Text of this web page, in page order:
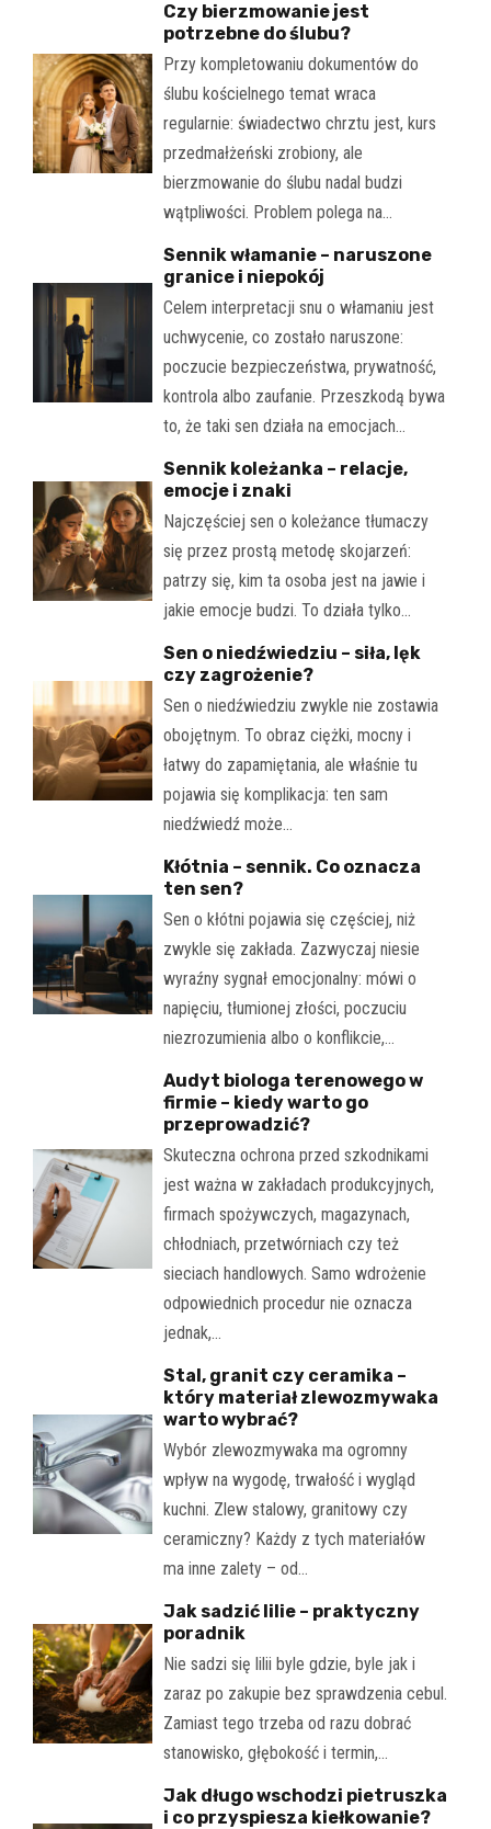
Czy bierzmowanie jest
potrzebne do ślubu?
Przy kompletowaniu dokumentów do
ślubu kościelnego temat wraca
regularnie: świadectwo chrztu jest, kurs
przedmałżeński zrobiony, ale
bierzmowanie do ślubu nadal budzi
wątpliwości. Problem polega na…
Sennik włamanie – naruszone
granice i niepokój
Celem interpretacji snu o włamaniu jest
uchwycenie, co zostało naruszone:
poczucie bezpieczeństwa, prywatność,
kontrola albo zaufanie. Przeszkodą bywa
to, że taki sen działa na emocjach…
Sennik koleżanka – relacje,
emocje i znaki
Najczęściej sen o koleżance tłumaczy
się przez prostą metodę skojarzeń:
patrzy się, kim ta osoba jest na jawie i
jakie emocje budzi. To działa tylko…
Sen o niedźwiedziu – siła, lęk
czy zagrożenie?
Sen o niedźwiedziu zwykle nie zostawia
obojętnym. To obraz ciężki, mocny i
łatwy do zapamiętania, ale właśnie tu
pojawia się komplikacja: ten sam
niedźwiedź może…
Kłótnia – sennik. Co oznacza
ten sen?
Sen o kłótni pojawia się częściej, niż
zwykle się zakłada. Zazwyczaj niesie
wyraźny sygnał emocjonalny: mówi o
napięciu, tłumionej złości, poczuciu
niezrozumienia albo o konflikcie,…
Audyt biologa terenowego w
firmie – kiedy warto go
przeprowadzić?
Skuteczna ochrona przed szkodnikami
jest ważna w zakładach produkcyjnych,
firmach spożywczych, magazynach,
chłodniach, przetwórniach czy też
sieciach handlowych. Samo wdrożenie
odpowiednich procedur nie oznacza
jednak,…
Stal, granit czy ceramika –
który materiał zlewozmywaka
warto wybrać?
Wybór zlewozmywaka ma ogromny
wpływ na wygodę, trwałość i wygląd
kuchni. Zlew stalowy, granitowy czy
ceramiczny? Każdy z tych materiałów
ma inne zalety – od…
Jak sadzić lilie – praktyczny
poradnik
Nie sadzi się lilii byle gdzie, byle jak i
zaraz po zakupie bez sprawdzenia cebul.
Zamiast tego trzeba od razu dobrać
stanowisko, głębokość i termin,…
Jak długo wschodzi pietruszka
i co przyspiesza kiełkowanie?